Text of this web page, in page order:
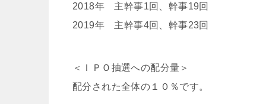
2018年 主幹事1回、幹事19回
2019年 主幹事4回、幹事23回
＜ＩＰＯ抽選への配分量＞
配分された全体の１０％です。